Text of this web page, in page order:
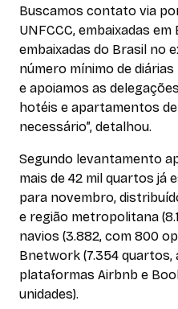
Buscamos contato via
UNFCCC, embaixadas
embaixadas do Brasil no
número mínimo de
e apoiamos as
hotéis e apartamentos
necessário”, detalhou.
Segundo levantamento
mais de 42 mil quartos já
para novembro,
e região metropolitana
navios (3.882, com 800
Bnetwork (7.354 quartos,
plataformas Airbnb e
unidades).